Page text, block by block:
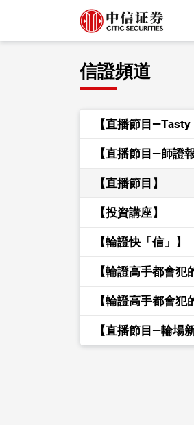
信證頻道
【直播節目—Tasty
【直播節目—師證報
【直播節目】
【投資講座】
【輪證快「信」】
【輪證高手都會犯
【輪證高手都會犯
【直播節目—輪場